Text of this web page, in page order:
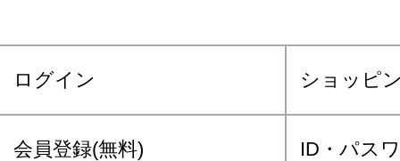
ログイン ショッピ
会員登録(無料) ID・パス